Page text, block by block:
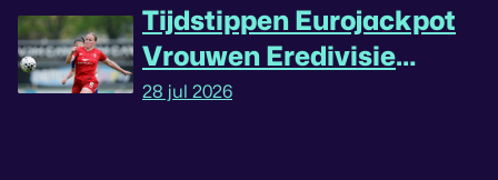
Tijdstippen Eurojackpot
Vrouwen Eredivisie
omgedraaid
28 jul 2026